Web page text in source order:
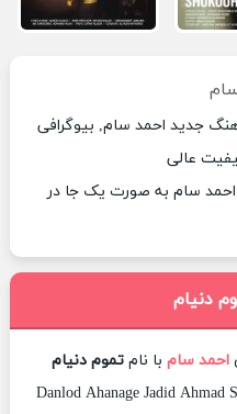
جدید احمد سام, بیوگرافی
عالی
احمد سام به صورت یک جا در
دنیام
احمد سام با نامتموم دنیام
Danlod Ahanage Jadid Ahmad